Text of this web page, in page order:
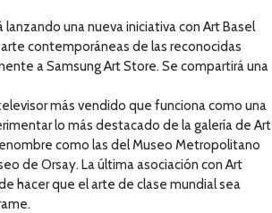
una nueva iniciativa con Art Basel
contemporáneas de las reconocidas
a Samsung Art Store. Se compartirá una
más vendido que funciona como una
lo más destacado de la galería de Art
como las del Museo Metropolitano
de Orsay. La última asociación con Art
hacer que el arte de clase mundial sea